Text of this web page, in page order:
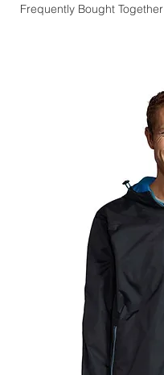
Frequently Bought Together